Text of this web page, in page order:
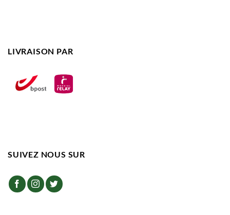
LIVRAISON PAR
SUIVEZ NOUS SUR